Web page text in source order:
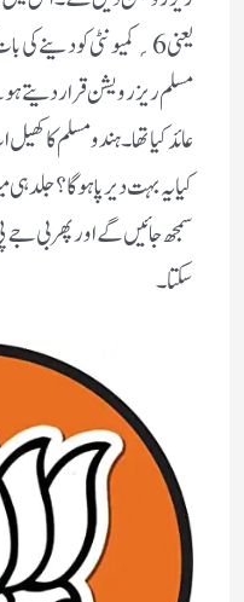
یعنی 6؍کمیونٹی کو
مسلم ریزرویشن قرار دیتے
عائد کیا تھا ۔ ہندو مسلم کا
کیا یہ بہت دیر پا ہوگا ؟
سمجھ جائیں گے اور پھر بی جے
سکتا ۔